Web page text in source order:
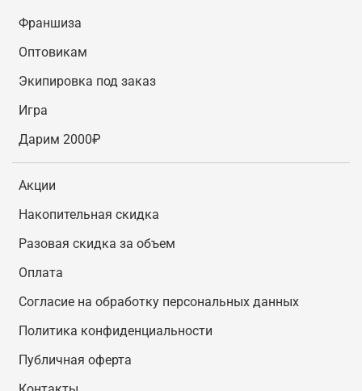
Франшиза
Оптовикам
Экипировка под заказ
Игра
Дарим 2000₽
Акции
Накопительная скидка
Разовая скидка за объем
Оплата
Согласие на обработку персональных данных
Политика конфиденциальности
Публичная оферта